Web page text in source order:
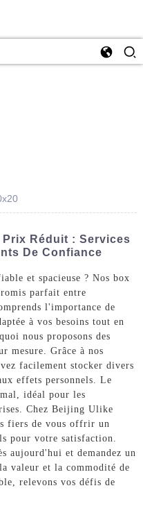
Prix Réduit : Services
De Confiance
et spacieuse ? Nos box
parfait entre
l'importance de
à vos besoins tout en
nous proposons des
mesure. Grâce à nos
facilement stocker divers
effets personnels. Le
idéal pour les
Chez Beijing Ulike
fiers de vous offrir un
pour votre satisfaction.
aujourd'hui et demandez un
valeur et la commodité de
relevons vos défis de